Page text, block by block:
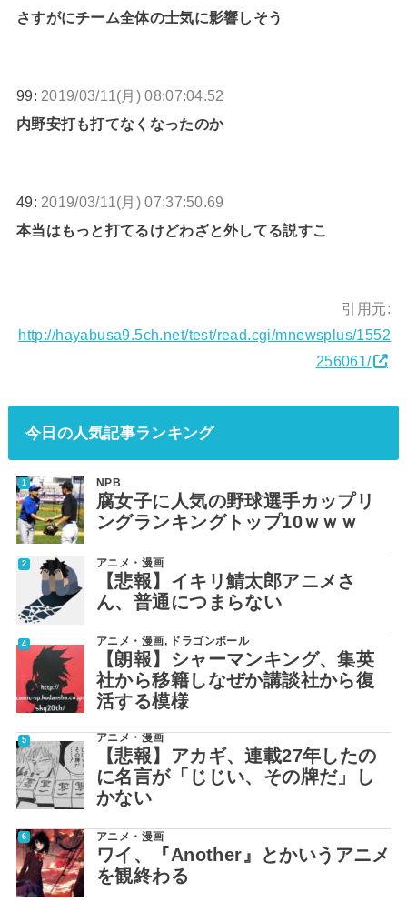
さすがにチーム全体の士気に影響しそう
99: 2019/03/11(月) 08:07:04.52
内野安打も打てなくなったのか
49: 2019/03/11(月) 07:37:50.69
本当はもっと打てるけどわざと外してる説すこ
引用元:
http://hayabusa9.5ch.net/test/read.cgi/mnewsplus/1552
256061/
今日の人気記事ランキング
NPB
腐女子に人気の野球選手カップリ
ングランキングトップ10ｗｗｗ
アニメ・漫画
【悲報】イキリ鯖太郎アニメさ
ん、普通につまらない
アニメ・漫画, ドラゴンボール
【朗報】シャーマンキング、集英
社から移籍しなぜか講談社から復
活する模様
アニメ・漫画
【悲報】アカギ、連載27年したの
に名言が「じじい、その牌だ」し
かない
アニメ・漫画
ワイ、『Another』とかいうアニメ
を観終わる